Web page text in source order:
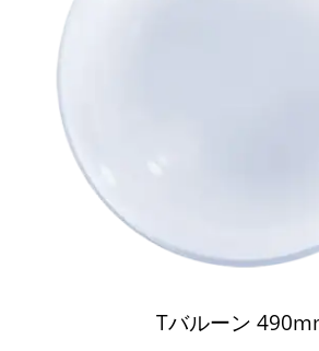
Tバルーン